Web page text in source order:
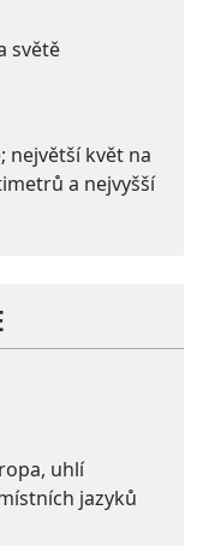
světě
největší květ na
a nejvyšší
uhlí
jazyků